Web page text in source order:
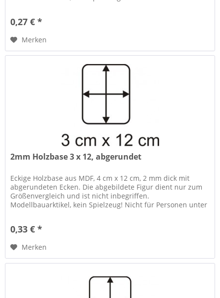
0,27 € *
Merken
2mm Holzbase 3 x 12, abgerundet
Eckige Holzbase aus MDF, 4 cm x 12 cm, 2 mm dick mit
abgerundeten Ecken. Die abgebildete Figur dient nur zum
Größenvergleich und ist nicht inbegriffen.
Modellbauarktikel, kein Spielzeug! Nicht für Personen unter
0,33 € *
Merken